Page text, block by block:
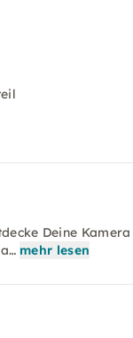
Deine Kamera
mehr lesen